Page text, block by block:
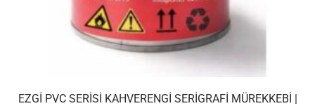
EZGI PVC SERISI KAHVERENGI SERIGRAFI MÜREKKEBI |